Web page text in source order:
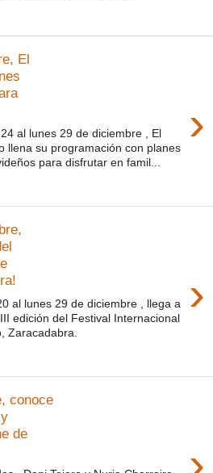
El
›
al lunes 29 de diciembre , El
llena su programación con planes
para disfrutar en famil...
›
al lunes 29 de diciembre , llega a
edición del Festival Internacional
Zaracadabra.
conoce
de